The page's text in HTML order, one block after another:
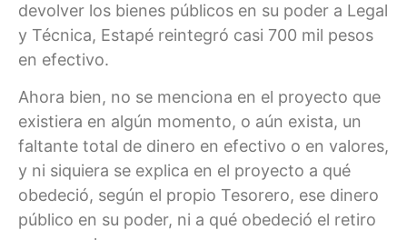
devolver los bienes públicos en su poder a Legal
y Técnica, Estapé reintegró casi 700 mil pesos
en efectivo.
Ahora bien, no se menciona en el proyecto que
existiera en algún momento, o aún exista, un
faltante total de dinero en efectivo o en valores,
y ni siquiera se explica en el proyecto a qué
obedeció, según el propio Tesorero, ese dinero
público en su poder, ni a qué obedeció el retiro